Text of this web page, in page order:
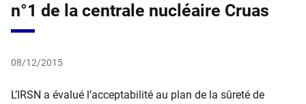
n°1 de la centrale nucléaire Cruas
08/12/2015
L’IRSN a évalué l’acceptabilité au plan de la sûreté de